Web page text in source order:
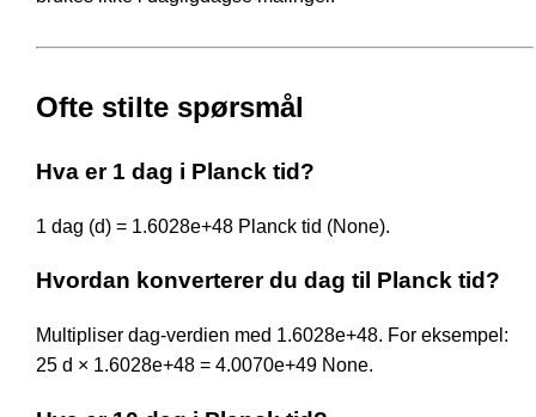
Ofte stilte spørsmål
Hva er 1 dag i Planck tid?
1 dag (d) = 1.6028e+48 Planck tid (None).
Hvordan konverterer du dag til Planck tid?
Multipliser dag-verdien med 1.6028e+48. For eksempel:
25 d × 1.6028e+48 = 4.0070e+49 None.